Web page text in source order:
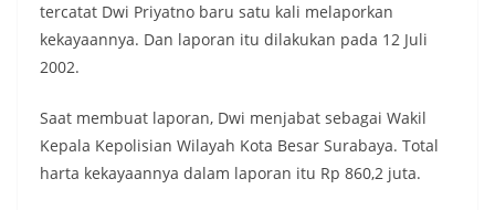
tercatat Dwi Priyatno baru satu kali melaporkan
kekayaannya. Dan laporan itu dilakukan pada 12 Juli
2002.
Saat membuat laporan, Dwi menjabat sebagai Wakil
Kepala Kepolisian Wilayah Kota Besar Surabaya. Total
harta kekayaannya dalam laporan itu Rp 860,2 juta.